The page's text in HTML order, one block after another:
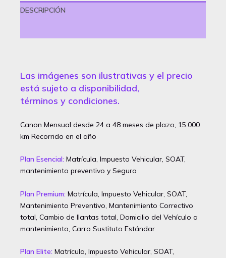
DESCRIPCIÓN
Las imágenes son ilustrativas y el precio
está sujeto a disponibilidad,
términos y condiciones.
Canon Mensual desde 24 a 48 meses de plazo, 15.000
km Recorrido en el año
Plan Esencial: Matrícula, Impuesto Vehicular, SOAT,
mantenimiento preventivo y Seguro
Plan Premium: Matrícula, Impuesto Vehicular, SOAT,
Mantenimiento Preventivo, Mantenimiento Correctivo
total, Cambio de llantas total, Domicilio del Vehículo a
mantenimiento, Carro Sustituto Estándar
Plan Elite: Matrícula, Impuesto Vehicular, SOAT,